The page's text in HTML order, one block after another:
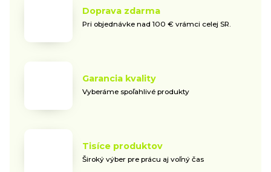
Doprava zdarma
Pri objednávke nad 100 € vrámci celej SR.
Garancia kvality
Vyberáme spoľahlivé produkty
Tisíce produktov
Široký výber pre prácu aj voľný čas